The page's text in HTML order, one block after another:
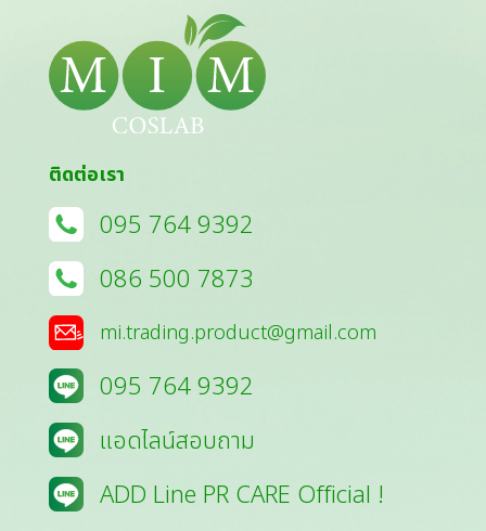
ติดต่อเรา
095 764 9392
086 500 7873
mi.trading.product@gmail.com
095 764 9392
แอดไลน์สอบถาม
ADD Line PR CARE Official !